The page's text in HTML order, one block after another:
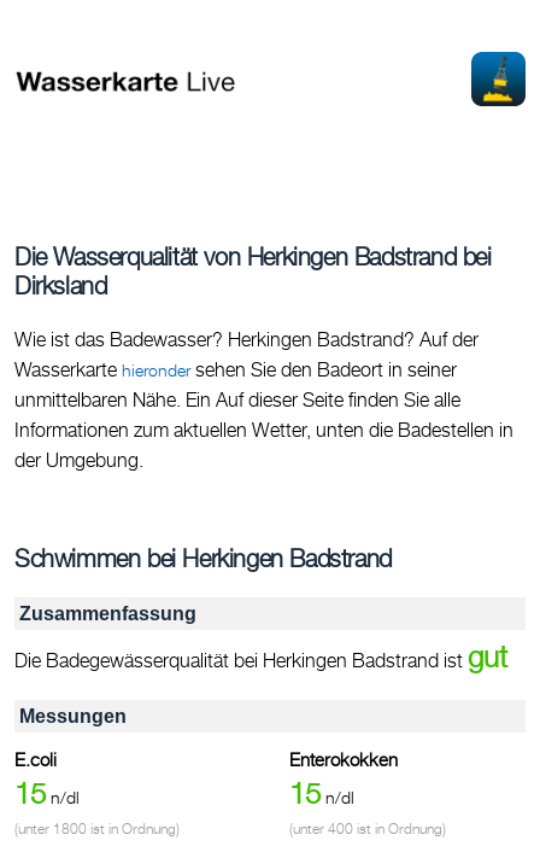
Die Wasserqualität von Herkingen Badstrand bei
Dirksland
Wie ist das Badewasser? Herkingen Badstrand? Auf der
Wasserkarte hierondersehen Sie den Badeort in seiner
unmittelbaren Nähe. Ein Auf dieser Seite finden Sie alle
Informationen zum aktuellen Wetter, unten die Badestellen in
der Umgebung.
Schwimmen bei Herkingen Badstrand
Zusammenfassung
Die Badegewässerqualität bei Herkingen Badstrand ist gut
Messungen
E.coli
15 n/dl
(unter 1800 ist in Ordnung)
Enterokokken
15 n/dl
(unter 400 ist in Ordnung)